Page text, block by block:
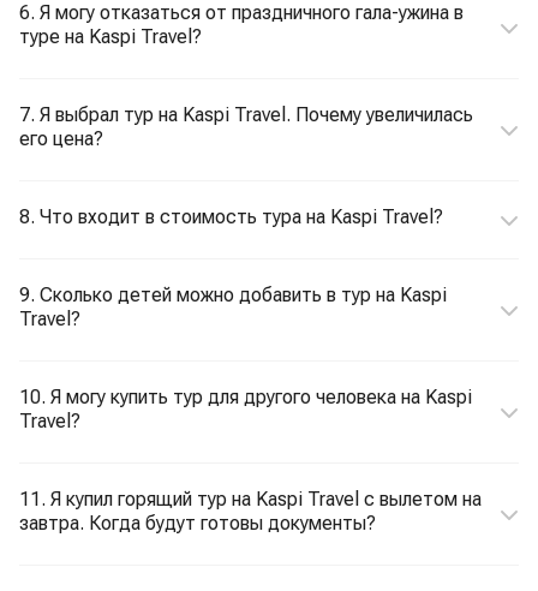
6. Я могу отказаться от праздничного гала-ужина в
туре на Kaspi Travel?
7. Я выбрал тур на Kaspi Travel. Почему увеличилась
его цена?
8. Что входит в стоимость тура на Kaspi Travel?
9. Сколько детей можно добавить в тур на Kaspi
Travel?
10. Я могу купить тур для другого человека на Kaspi
Travel?
11. Я купил горящий тур на Kaspi Travel с вылетом на
завтра. Когда будут готовы документы?